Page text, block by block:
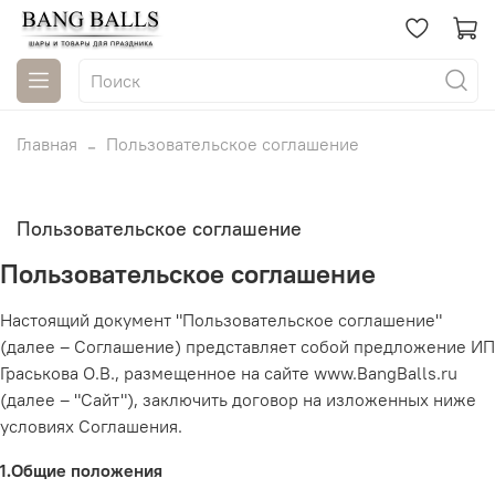
Главная Пользовательское соглашение
Пользовательское соглашение
Пользовательское соглашение
Настоящий документ "Пользовательское соглашение"
(далее – Соглашение) представляет собой предложение ИП
Граськова О.В., размещенное на сайте www.BangBalls.ru
(далее – "Сайт"), заключить договор на изложенных ниже
условиях Соглашения.
1.Общие положения